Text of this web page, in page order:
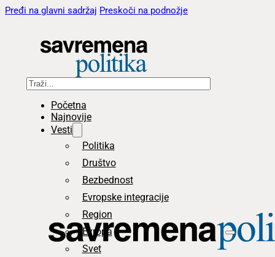
Pređi na glavni sadržaj Preskoči na podnožje
Pretraga
Početna
Najnovije
Vesti
Politika
Društvo
Bezbednost
Evropske integracije
Region
Evropa
Svet